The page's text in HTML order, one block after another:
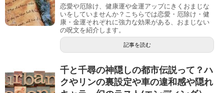
恋愛や厄除け、健康運や金運アップにきくおまじな
いをしていませんか？こちらでは恋愛・厄除け・健
康・金運それぞれに強力な効果がある、おまじない
の呪文を紹介します。
記事を読む
千と千尋の神隠しの都市伝説って？ハ
クやリンの裏設定や車の違和感や隠れ